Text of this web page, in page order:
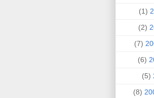
(1)
(2)
(7)
(6)
(5)
(8)